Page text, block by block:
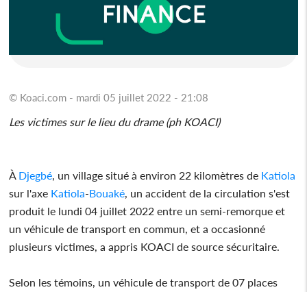
© Koaci.com - mardi 05 juillet 2022 - 21:08
Les victimes sur le lieu du drame (ph KOACI)
À Djegbé , un village situé à environ 22 kilomètres de Katiola
sur l'axe Katiola-Bouaké , un accident de la circulation s'est
produit le lundi 04 juillet 2022 entre un semi-remorque et
un véhicule de transport en commun, et a occasionné
plusieurs victimes, a appris KOACI de source sécuritaire.
Selon les témoins, un véhicule de transport de 07 places